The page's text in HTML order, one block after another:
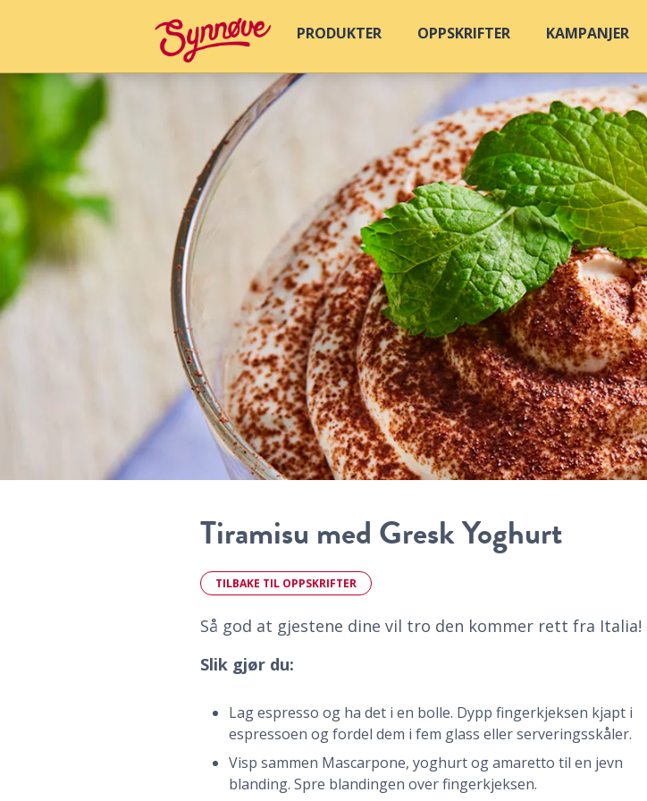
PRODUKTER OPPSKRIFTER KAMPANJER
Tiramisu med Gresk Yoghurt
TILBAKE TIL OPPSKRIFTER
Så god at gjestene dine vil tro den kommer rett fra Italia!
Slik gjør du:
Lag espresso og ha det i en bolle. Dypp fingerkjeksen kjapt i
espressoen og fordel dem i fem glass eller serveringsskåler.
Visp sammen Mascarpone, yoghurt og amaretto til en jevn
blanding. Spre blandingen over fingerkjeksen.